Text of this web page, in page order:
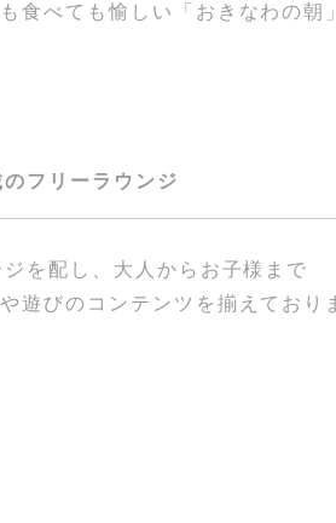
食べても愉しい「おきなわの朝
フリーラウンジ
を配し、大人からお子様まで
遊びのコンテンツを揃えており